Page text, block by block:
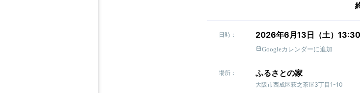
日時： 2026年6月13日（土）
Googleカレンダーに追加
場所： ふるさとの家
大阪市西成区萩之茶屋3丁目1-10